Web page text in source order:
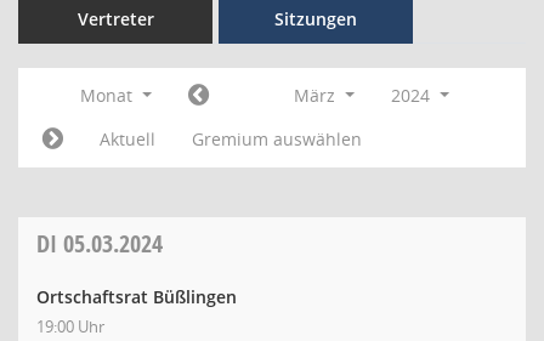
Vertreter Sitzungen
Monat März
2024
Aktuell
Gremium auswählen
DI 05.03.2024
Ortschaftsrat Büßlingen
19:00 Uhr